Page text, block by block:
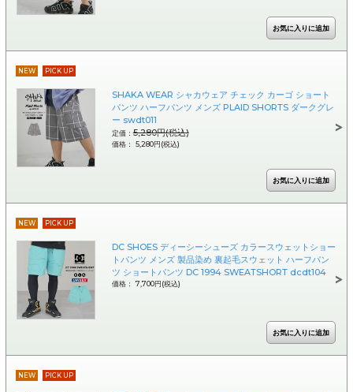
NEW PICK UP
SHAKA WEAR シャカウェア チェック カーゴ ショート
パンツ ハーフパンツ メンズ PLAID SHORTS ダークグレ
ー swdt011
定価：5,280円(税込)
価格： 5,280円(税込)
NEW PICK UP
DC SHOES ディーシーシューズ カラースウェットショー
トパンツ メンズ 製品染め 裏起毛スウェット ハーフパン
ツ ショートパンツ DC 1994 SWEATSHORT dcdt104
価格： 7,700円(税込)
NEW PICK UP